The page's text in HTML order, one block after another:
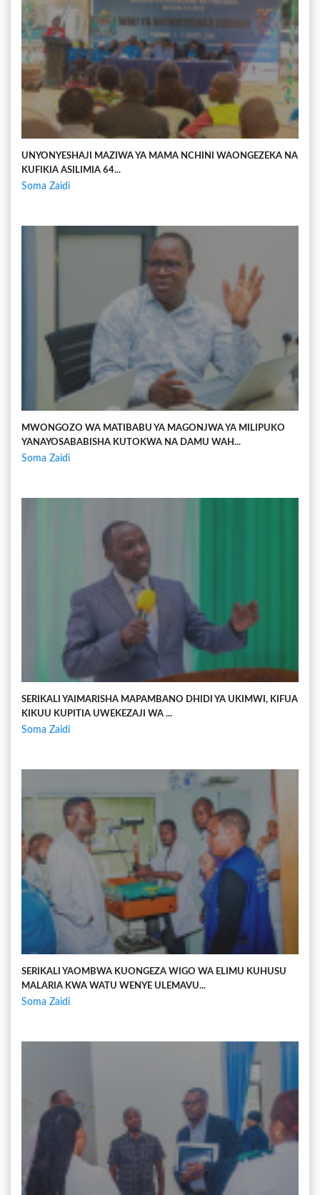
UNYONYESHAJI MAZIWA YA MAMA NCHINI WAONGEZEKA NA
KUFIKIA ASILIMIA 64...
Soma Zaidi
MWONGOZO WA MATIBABU YA MAGONJWA YA MILIPUKO
YANAYOSABABISHA KUTOKWA NA DAMU WAH...
Soma Zaidi
SERIKALI YAIMARISHA MAPAMBANO DHIDI YA UKIMWI, KIFUA
KIKUU KUPITIA UWEKEZAJI WA ...
Soma Zaidi
SERIKALI YAOMBWA KUONGEZA WIGO WA ELIMU KUHUSU
MALARIA KWA WATU WENYE ULEMAVU...
Soma Zaidi